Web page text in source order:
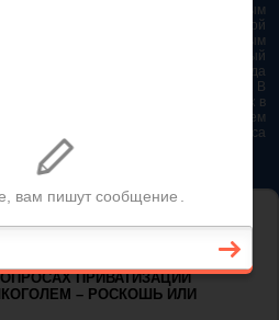
Федерации является основным
Федерации. И именно по этой
При работе с таким важным
в его актуальности на данный
тонкостях и нюансах не всегда
если это нужно сделать быстро. В
эффективным решением будет звонок в
Телефон указан на нашем
редакция Гражданского кодекса
алкоголем – роскошь или
ПРИВАТИЗАЦИИ
– РОСКОШЬ ИЛИ